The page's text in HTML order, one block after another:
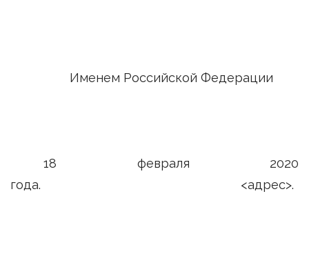
Именем Российской Федерации
18 февраля 2020
года. <адрес>.